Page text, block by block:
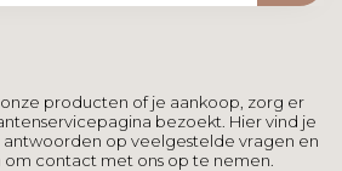
producten of je aankoop, zorg er
bezoekt. Hier vind je
antwoorden op veelgestelde vragen en
contact met ons op te nemen.